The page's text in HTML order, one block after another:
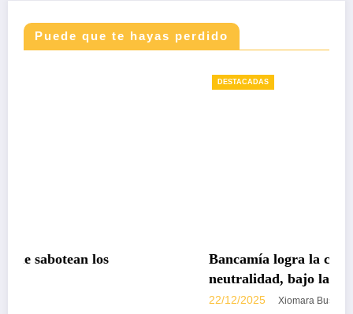
Puede que te hayas perdido
Bancamía logra la certificación carbono
neutralidad, bajo la norma internacional
Xiomara Bustos